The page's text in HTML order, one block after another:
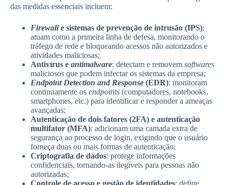
das medidas essenciais incluem:
Firewalle sistemas de prevenção de intrusão (IPS):
atuam como a primeira linha de defesa, monitorando o
tráfego de rede e bloqueando acessos não autorizados e
atividades maliciosas;
Antivírus e antimalware: detectam e removem softwares
maliciosos que podem infectar os sistemas da empresa;
Endpoint Detection and Response (EDR): monitoram
continuamente os endpoints (computadores, notebooks,
smartphones, etc.) para identificar e responder a ameaças
avançadas;
Autenticação de dois fatores (2FA) e autenticação
multifator (MFA): adicionam uma camada extra de
segurança ao processo de login, exigindo que o usuário
forneça duas ou mais formas de autenticação;
Criptografia de dados: protege informações
confidenciais, tornando-as ilegíveis para pessoas não
autorizadas;
Controle de acesso e gestão de identidades: define